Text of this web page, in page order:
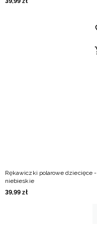
Rękawiczki polarowe dziecięce -
niebieskie
39,99 zł